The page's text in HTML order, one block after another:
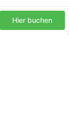
Hier buchen